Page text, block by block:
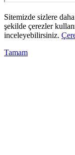
Sitemizde sizlere
şekilde çerezler
inceleyebilirsiniz.
Tamam